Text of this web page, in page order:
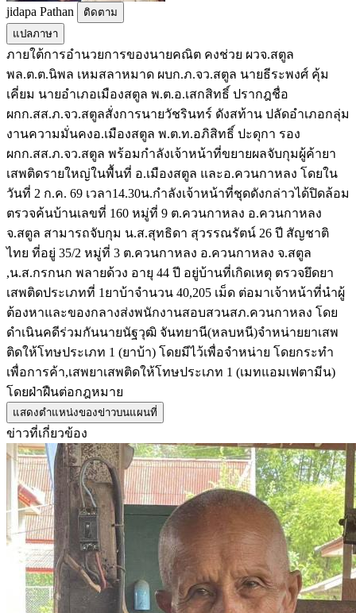
jidapa Pathan
ติดตาม
แปลภาษา
ภายใต้การอำนวยการของนายคณิต คงช่วย ผวจ.สตูล
พล.ต.ต.นิพล เหมสลาหมาด ผบก.ภ.จว.สตูล นายธีระพงศ์ คุ้ม
เคี่ยม นายอำเภอเมืองสตูล พ.ต.อ.เสกสิทธิ์ ปรากฎชื่อ
ผกก.สส.ภ.จว.สตูลสั่งการนายวัชรินทร์ ดังสท้าน ปลัดอำเภอกลุ่ม
งานความมั่นคงอ.เมืองสตูล พ.ต.ท.อภิสิทธิ์ ปะดุกา รอง
ผกก.สส.ภ.จว.สตูล พร้อมกำลังเจ้าหน้าที่ขยายผลจับกุมผู้ค้ายา
เสพติดรายใหญ่ในพื้นที่ อ.เมืองสตูล และอ.ควนกาหลง โดยใน
วันที่ 2 ก.ค. 69 เวลา14.30น.กำลังเจ้าหน้าที่ชุดดังกล่าวได้ปิดล้อม
ตรวจค้นบ้านเลขที่ 160 หมู่ที่ 9 ต.ควนกาหลง อ.ควนกาหลง
จ.สตูล สามารถจับกุม น.ส.สุทธิดา สุวรรณรัตน์ 26 ปี สัญชาติ
ไทย ที่อยู่ 35/2 หมู่ที่ 3 ต.ควนกาหลง อ.ควนกาหลง จ.สตูล
,น.ส.กรกนก พลายด้วง อายุ 44 ปี อยู่บ้านที่เกิดเหตุ ตรวจยึดยา
เสพติดประเภทที่ 1ยาบ้าจำนวน 40,205 เม็ด ต่อมาเจ้าหน้าที่นำผู้
ต้องหาและของกลางส่งพนักงานสอบสวนสภ.ควนกาหลง โดย
ดำเนินคดีร่วมกันนายนัฐวุฒิ จันทยานี(หลบหนี)จำหน่ายยาเสพ
ติดให้โทษประเภท 1 (ยาบ้า) โดยมีไว้เพื่อจำหน่าย โดยกระทำ
เพื่อการค้า,เสพยาเสพติดให้โทษประเภท 1 (เมทแอมเฟตามีน)
โดยฝ่าฝืนต่อกฎหมาย
แสดงตำแหน่งของข่าวบนแผนที่
ข่าวที่เกี่ยวข้อง